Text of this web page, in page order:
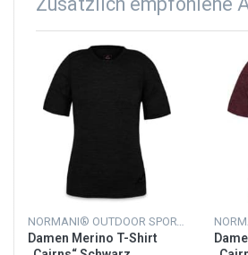
Damen Merino T-Shirt